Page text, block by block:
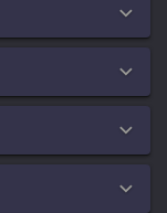



